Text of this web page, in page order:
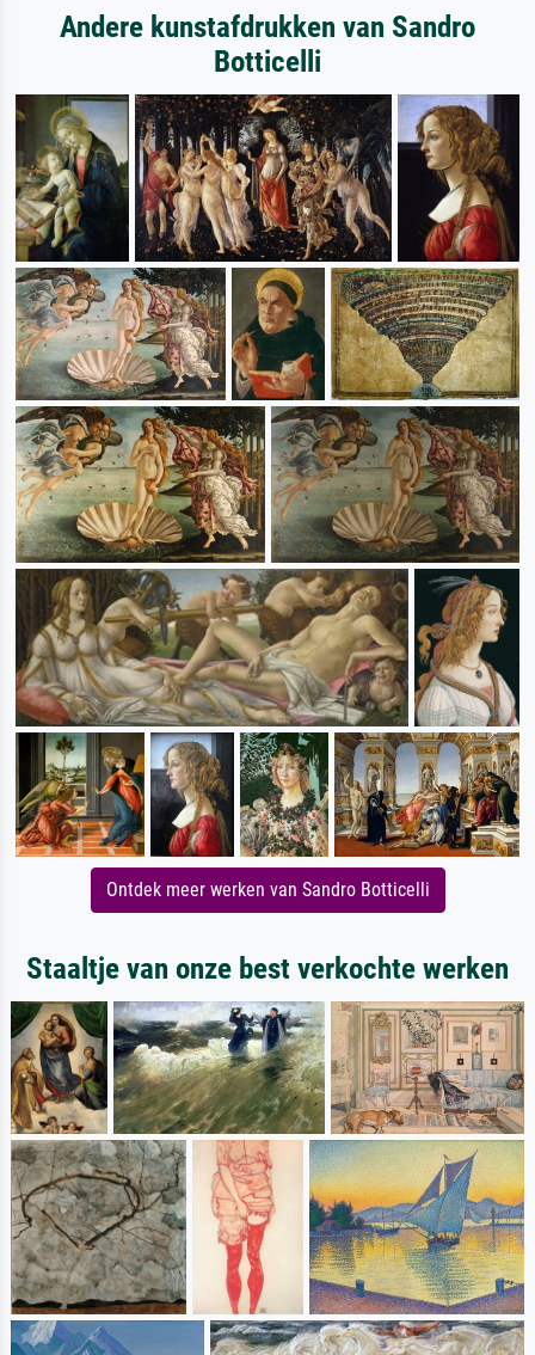
Andere kunstafdrukken van Sandro
Botticelli
Ontdek meer werken van Sandro Botticelli
Staaltje van onze best verkochte werken